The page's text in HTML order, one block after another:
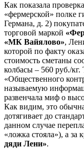
Как показала
«фермерской» полке
Германа, д. 2)
торговой маркой
«МК Вайялово»,
которой по факту
стоимость сметаны
колбасы – 560 руб./кг.
«Общественного
называемую
развенчала миф о
Как видим, это
дотягивает до
данном случае
«ложка стояла»), а за
дяди Лени».